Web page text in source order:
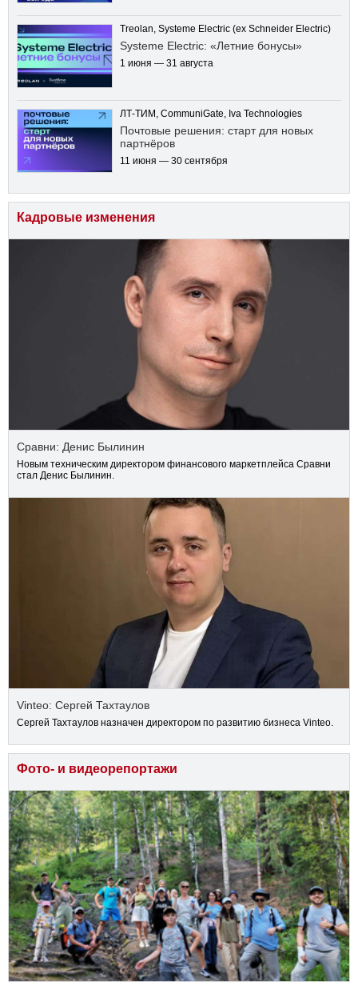
Treolan, Systeme Electric (ex Schneider Electric)
Systeme Electric: «Летние бонусы»
1 июня — 31 августа
ЛТ-ТИМ, CommuniGate, Iva Technologies
Почтовые решения: старт для новых
партнёров
11 июня — 30 сентября
Кадровые изменения
Сравни: Денис Былинин
Новым техническим директором финансового маркетплейса Сравни
стал Денис Былинин.
Vinteo: Сергей Тахтаулов
Сергей Тахтаулов назначен директором по развитию бизнеса Vinteo.
Фото- и видеорепортажи